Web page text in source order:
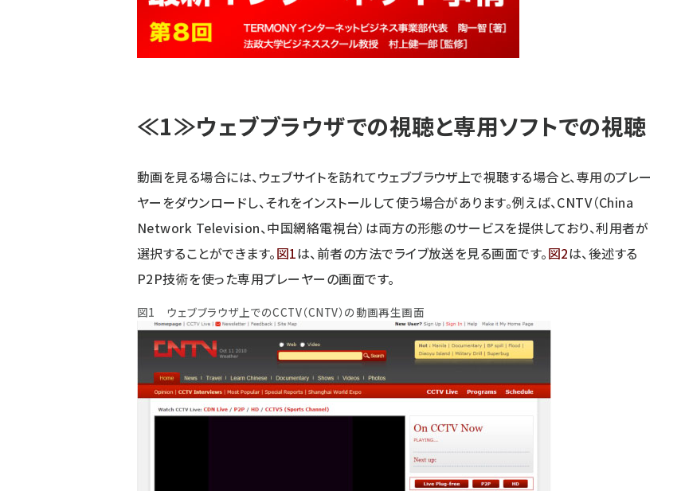
≪1≫ウェブブラウザでの視聴と専用ソフトでの視聴
動画を見る場合には、ウェブサイトを訪れてウェブブラウザ上で視聴する場合と、専用のプレー
ヤーをダウンロードし、それをインストールして使う場合があります。例えば、CNTV（China
Network Television、中国網絡電視台）は両方の形態のサービスを提供しており、利用者が
選択することができます。図1は、前者の方法でライブ放送を見る画面です。図2は、後述する
P2P技術を使った専用プレーヤーの画面です。
図1 ウェブブラウザ上でのCCTV（CNTV）の動画再生画面